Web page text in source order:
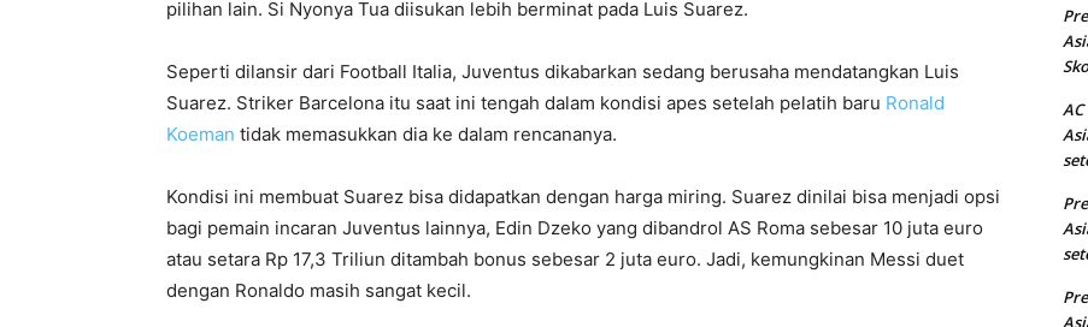
pilihan lain. Si Nyonya Tua diisukan lebih berminat pada Luis Suarez.
Seperti dilansir dari Football Italia, Juventus dikabarkan sedang berusaha mendatangkan Luis
Suarez. Striker Barcelona itu saat ini tengah dalam kondisi apes setelah pelatih baru Ronald
Koeman tidak memasukkan dia ke dalam rencananya.
Kondisi ini membuat Suarez bisa didapatkan dengan harga miring. Suarez dinilai bisa menjadi opsi
bagi pemain incaran Juventus lainnya, Edin Dzeko yang dibandrol AS Roma sebesar 10 juta euro
atau setara Rp 17,3 Triliun ditambah bonus sebesar 2 juta euro. Jadi, kemungkinan Messi duet
dengan Ronaldo masih sangat kecil.